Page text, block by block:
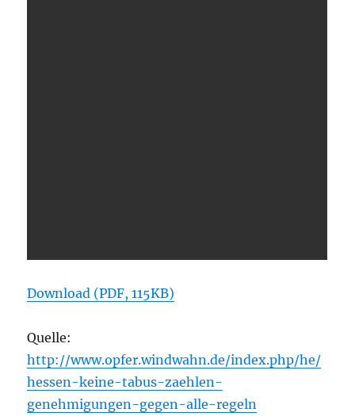
Download (PDF, 115KB)
Quelle:
http://www.opfer.windwahn.de/index.php/he/
hessen-keine-tabus-zaehlen-
genehmigungen-gegen-alle-regeln